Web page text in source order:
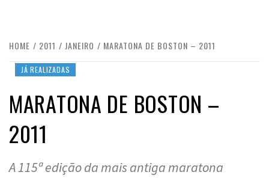
HOME 2011 JANEIRO MARATONA DE BOSTON – 2011
JÁ REALIZADAS
MARATONA DE BOSTON –
2011
A 115ª edição da mais antiga maratona